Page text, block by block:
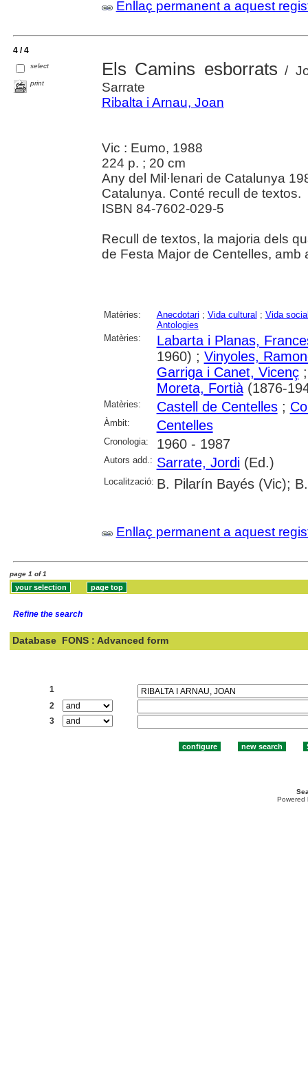
Enllaç permanent a aquest
4 / 4
select
print
Els Camins esborrats /
Sarrate
Ribalta i Arnau, Joan
Vic : Eumo, 1988
224 p. ; 20 cm
Any del Mil·lenari de Catalunya
Catalunya. Conté recull de textos.
ISBN 84-7602-029-5
Recull de textos, la majoria dels
de Festa Major de Centelles,
Matèries: Anecdotari ; Vida cultural ; Vida
Antologies
Matèries:
Labarta i Planas,
1960) ; Vinyoles,
Garriga i Canet, Vicenç
Moreta, Fortià(1876-
Matèries: Castell de Centelles;
Àmbit: Centelles
Cronologia: 1960 - 1987
Autors add.: Sarrate, Jordi(Ed.)
Localització: B. Pilarín Bayés (Vic);
Enllaç permanent a aquest
page 1 of 1
Refine the search
Database FONS : Advanced form
1
2
3
Powered